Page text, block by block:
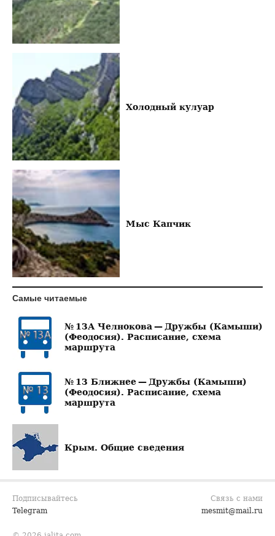
Холодный кулуар
Мыс Капчик
Самые читаемые
№ 13А Челнокова — Дружбы (Камыши)
(Феодосия). Расписание, схема
маршрута
№ 13 Ближнее — Дружбы (Камыши)
(Феодосия). Расписание, схема
маршрута
Крым. Общие сведения
Подписывайтесь
Telegram
Связь с нами
mesmit@mail.ru